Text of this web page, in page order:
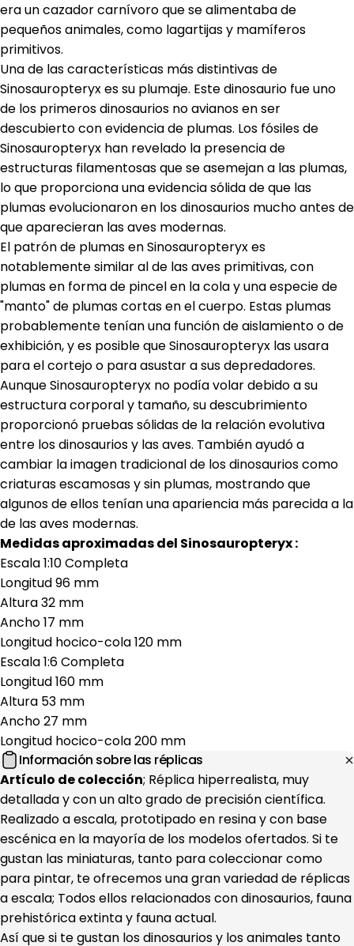
era un cazador carnívoro que se alimentaba de
pequeños animales, como lagartijas y mamíferos
primitivos.
Una de las características más distintivas de
Sinosauropteryx es su plumaje. Este dinosaurio fue uno
de los primeros dinosaurios no avianos en ser
descubierto con evidencia de plumas. Los fósiles de
Sinosauropteryx han revelado la presencia de
estructuras filamentosas que se asemejan a las plumas,
lo que proporciona una evidencia sólida de que las
plumas evolucionaron en los dinosaurios mucho antes de
que aparecieran las aves modernas.
El patrón de plumas en Sinosauropteryx es
notablemente similar al de las aves primitivas, con
plumas en forma de pincel en la cola y una especie de
"manto" de plumas cortas en el cuerpo. Estas plumas
probablemente tenían una función de aislamiento o de
exhibición, y es posible que Sinosauropteryx las usara
para el cortejo o para asustar a sus depredadores.
Aunque Sinosauropteryx no podía volar debido a su
estructura corporal y tamaño, su descubrimiento
proporcionó pruebas sólidas de la relación evolutiva
entre los dinosaurios y las aves. También ayudó a
cambiar la imagen tradicional de los dinosaurios como
criaturas escamosas y sin plumas, mostrando que
algunos de ellos tenían una apariencia más parecida a la
de las aves modernas.
Medidas aproximadas del Sinosauropteryx :
Escala 1:10 Completa
Longitud 96 mm
Altura 32 mm
Ancho 17 mm
Longitud hocico-cola 120 mm
Escala 1:6 Completa
Longitud 160 mm
Altura 53 mm
Ancho 27 mm
Longitud hocico-cola 200 mm
Información sobre las réplicas
Artículo de colección; Réplica hiperrealista, muy
detallada y con un alto grado de precisión científica.
Realizado a escala, prototipado en resina y con base
escénica en la mayoría de los modelos ofertados. Si te
gustan las miniaturas, tanto para coleccionar como
para pintar, te ofrecemos una gran variedad de réplicas
a escala; Todos ellos relacionados con dinosaurios, fauna
prehistórica extinta y fauna actual.
Así que si te gustan los dinosaurios y los animales tanto